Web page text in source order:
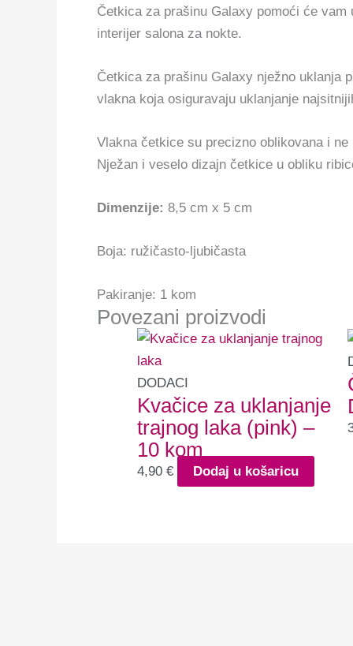
Četkica za prašinu Galaxy pomoći će
interijer salona za nokte.
Četkica za prašinu Galaxy nježno uklanja
vlakna koja osiguravaju uklanjanje
Vlakna četkice su precizno oblikovana i
Nježan i veselo dizajn četkice u obliku
Dimenzije: 8,5 cm x 5 cm
Boja: ružičasto-ljubičasta
Pakiranje: 1 kom
Povezani proizvodi
DODACI
Kvačice za uklanjanje
trajnog laka (pink) –
10 kom
4,90 € Dodaj u košaricu